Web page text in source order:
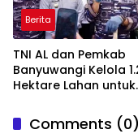
Berita
TNI AL dan Pemkab
Banyuwangi Kelola
Hektare Lahan untuk
Nasional
Comments (0)